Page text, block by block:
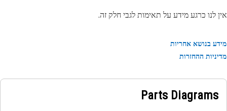
לנו כרגע מידע על תאימות לגבי חלק זה.
בנושא אחריות
ההחזרות
Parts Diagrams